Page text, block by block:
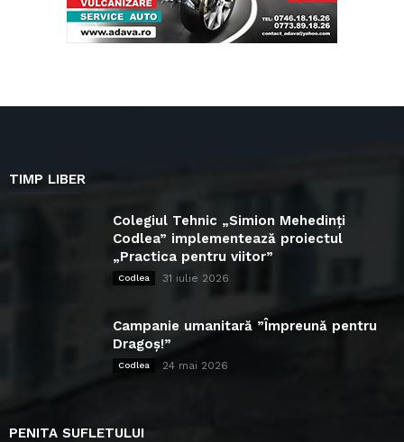
TIMP LIBER
Colegiul Tehnic „Simion Mehedinți
Codlea” implementează proiectul
„Practica pentru viitor”
Codlea 31 iulie 2026
Campanie umanitară ”Împreună pentru
Dragoș!”
Codlea 24 mai 2026
PENITA SUFLETULUI